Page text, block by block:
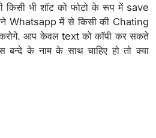
किसी भी शॉट को फोटो के रूप में save
Whatsapp में से किसी की Chating
करोगे. आप केवल text को कॉपी कर सकते
के नाम के साथ चाहिए हो तो क्या